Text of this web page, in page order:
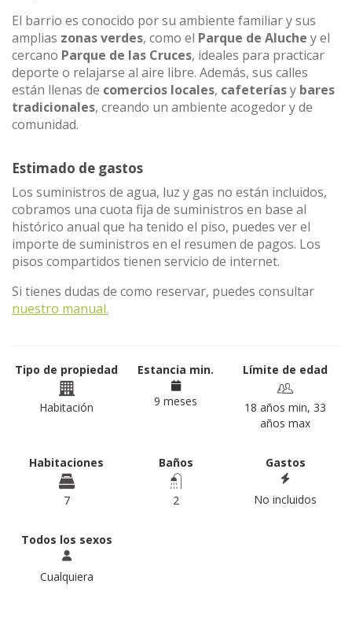
El barrio es conocido por su ambiente familiar y sus
amplias zonas verdes, como el Parque de Aluche y el
cercano Parque de las Cruces, ideales para practicar
deporte o relajarse al aire libre. Además, sus calles
están llenas de comercios locales, cafeteríasy bares
tradicionales, creando un ambiente acogedor y de
comunidad.
Estimado de gastos
Los suministros de agua, luz y gas no están incluidos,
cobramos una cuota fija de suministros en base al
histórico anual que ha tenido el piso, puedes ver el
importe de suministros en el resumen de pagos. Los
pisos compartidos tienen servicio de internet.
Si tienes dudas de como reservar, puedes consultar
nuestro manual.
Tipo de propiedad
Habitación
Estancia min.
9 meses
Límite de edad
18 años min, 33
años max
Habitaciones
7
Baños
2
Gastos
No incluidos
Todos los sexos
Cualquiera